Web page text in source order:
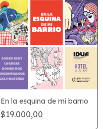
En la esquina de mi barrio
$19.000,00